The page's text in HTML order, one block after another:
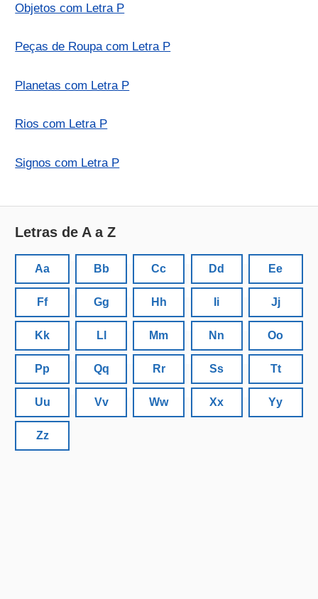
Objetos com Letra P
Peças de Roupa com Letra P
Planetas com Letra P
Rios com Letra P
Signos com Letra P
Letras de A a Z
Aa Bb Cc Dd Ee
Ff Gg Hh Ii Jj
Kk Ll Mm Nn Oo
Pp Qq Rr Ss Tt
Uu Vv Ww Xx Yy
Zz